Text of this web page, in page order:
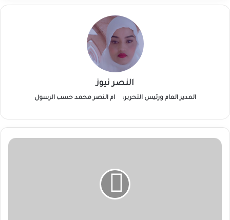
النصر نيوز
المدير العام ورئيس التحرير: ام النصر محمد حسب الرسول
مسؤول